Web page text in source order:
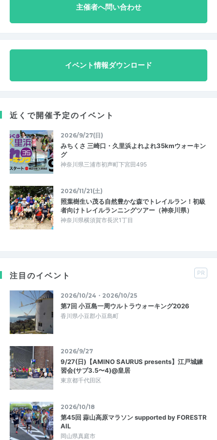
主催者へ問い合わせ
イベント情報ダウンロード
近くで開催予定のイベント
2026/9/27(日)
みちくさ 三崎口・久里浜よれよれ35kmウォーキン
グ
神奈川県三浦市初声町下宮田495
2026/11/21(土)
照葉樹生い茂る自然豊かな森でトレイルラン！初級
者向けトレイルランニングツアー（神奈川県）
神奈川県横須賀市長沢1丁目
注目のイベント PR
2026/10/24・2026/10/25
第7回 小豆島一周ウルトラウォーキング2026
香川県小豆郡小豆島町
2026/9/27
9/27(日)【AMINO SAURUS presents】江戸城練
習会(サブ3.5〜4)@皇居
東京都千代田区
2026/10/18
第45回 蒜山高原マラソン supported by FORESTR
AIL
岡山県真庭市